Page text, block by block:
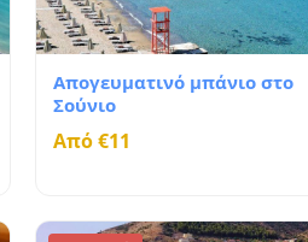
Απογευματινό μπάνιο στο
Σούνιο
Από €11